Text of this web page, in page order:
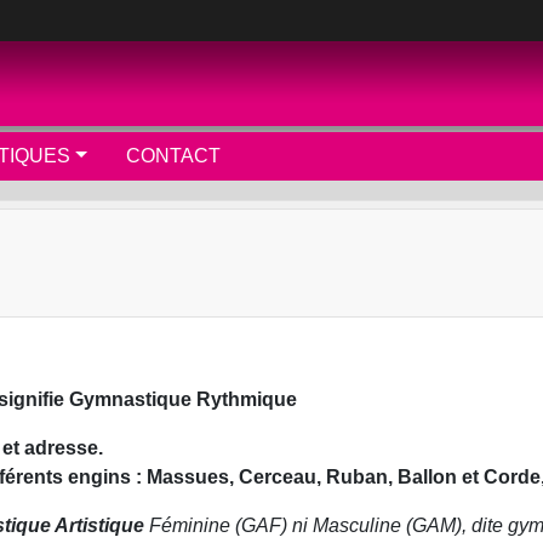
CONTACT
Gymnastique Rythmique
adresse.
engins : Massues, Cerceau, Ruban, Ballon et
Artistique Féminine (GAF) ni Masculine (GAM), dite